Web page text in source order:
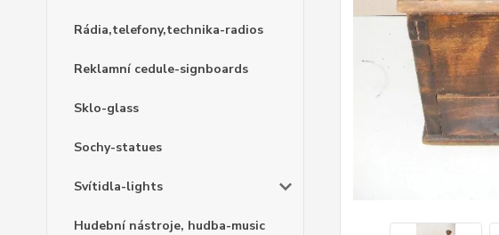
Rádia,telefony,technika-radios
Reklamní cedule-signboards
Sklo-glass
Sochy-statues
Svítidla-lights
Hudební nástroje, hudba-music